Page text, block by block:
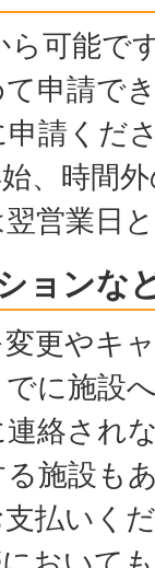
ら可能で
申請で
請くだ
、時間
営業日
ョンな
更やキ
に施設
絡され
施設も
払いく